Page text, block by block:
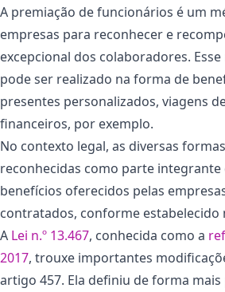
A premiação de funcionários é um
empresas para reconhecer e
excepcional dos colaboradores.
pode ser realizado na forma de
presentes personalizados, viagens
financeiros, por exemplo.
No contexto legal, as diversas
reconhecidas como parte
benefícios oferecidos pelas
contratados, conforme estabelecido
A Lei n.º 13.467, conhecida como a
2017, trouxe importantes
artigo 457. Ela definiu de forma